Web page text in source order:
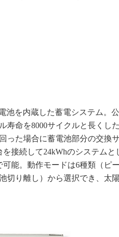
池を内蔵した蓄電システム。
寿命を8000サイクルと長くし
った場合に蓄電池部分の交換
接続して24kWhのシステムと
能。動作モードは6種類（ピー
切り離し）から選択でき、太